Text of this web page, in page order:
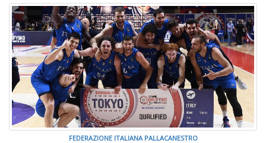
FEDERAZIONE ITALIANA PALLACANESTRO